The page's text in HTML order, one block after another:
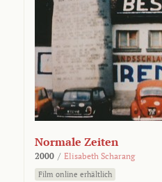
Normale Zeiten
2000 / Elisabeth Scharang
Film online erhältlich